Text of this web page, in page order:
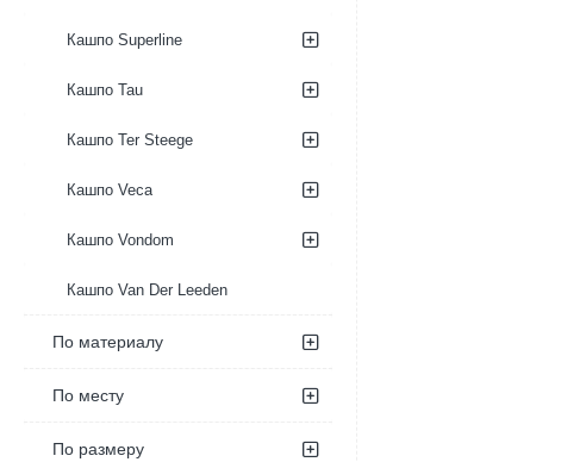
Кашпо Superline
Кашпо Tau
Кашпо Ter Steege
Кашпо Veca
Кашпо Vondom
Кашпо Van Der Leeden
По материалу
По месту
По размеру